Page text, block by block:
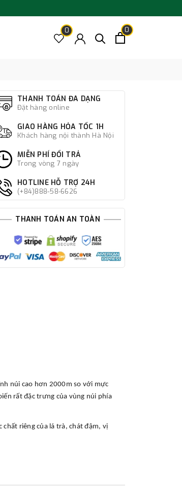
0 0
THANH TOÁN ĐA DẠNG
Đặt hàng online
GIAO HÀNG HỎA TỐC 1H
Khách hàng nội thành Hà Nội
MIỄN PHÍ ĐỔI TRẢ
Trong vòng 7 ngày
HOTLINE HỖ TRỢ 24H
(+84)888-58-6626
THANH TOÁN AN TOÀN
núi cao hơn 2000m so với mực
rất đặc trưng của vùng núi phía
riêng của lá trà, chát đậm, vị